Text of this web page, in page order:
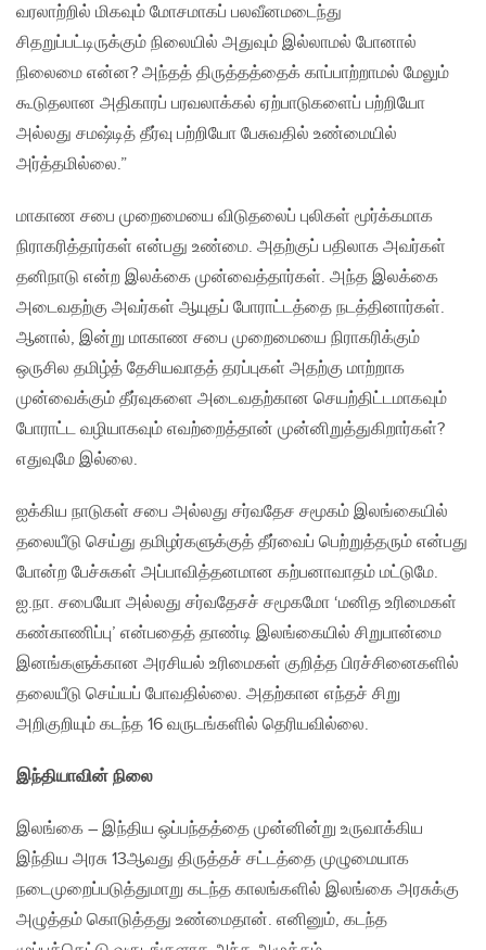
வரலாற்றில் மிகவும் மோசமாகப் பலவீனமடைந்து
சிதறுப்பட்டிருக்கும் நிலையில் அதுவும் இல்லாமல் போனால்
நிலைமை என்ன? அந்தத் திருத்தத்தைக் காப்பாற்றாமல் மேலும்
கூடுதலான அதிகாரப் பரவலாக்கல் ஏற்பாடுகளைப் பற்றியோ
அல்லது சமஷ்டித் தீர்வு பற்றியோ பேசுவதில் உண்மையில்
அர்த்தமில்லை.”
மாகாண சபை முறைமையை விடுதலைப் புலிகள் மூர்க்கமாக
நிராகரித்தார்கள் என்பது உண்மை. அதற்குப் பதிலாக அவர்கள்
தனிநாடு என்ற இலக்கை முன்வைத்தார்கள். அந்த இலக்கை
அடைவதற்கு அவர்கள் ஆயுதப் போராட்டத்தை நடத்தினார்கள்.
ஆனால், இன்று மாகாண சபை முறைமையை நிராகரிக்கும்
ஒருசில தமிழ்த் தேசியவாதத் தரப்புகள் அதற்கு மாற்றாக
முன்வைக்கும் தீர்வுகளை அடைவதற்கான செயற்திட்டமாகவும்
போராட்ட வழியாகவும் எவற்றைத்தான் முன்னிறுத்துகிறார்கள்?
எதுவுமே இல்லை.
ஐக்கிய நாடுகள் சபை அல்லது சர்வதேச சமூகம் இலங்கையில்
தலையீடு செய்து தமிழர்களுக்குத் தீர்வைப் பெற்றுத்தரும் என்பது
போன்ற பேச்சுகள் அப்பாவித்தனமான கற்பனாவாதம் மட்டுமே.
ஐ.நா. சபையோ அல்லது சர்வதேசச் சமூகமோ ‘மனித உரிமைகள்
கண்காணிப்பு’ என்பதைத் தாண்டி இலங்கையில் சிறுபான்மை
இனங்களுக்கான அரசியல் உரிமைகள் குறித்த பிரச்சினைகளில்
தலையீடு செய்யப் போவதில்லை. அதற்கான எந்தச் சிறு
அறிகுறியும் கடந்த 16 வருடங்களில் தெரியவில்லை.
இந்தியாவின் நிலை
இலங்கை – இந்திய ஒப்பந்தத்தை முன்னின்று உருவாக்கிய
இந்திய அரசு 13ஆவது திருத்தச் சட்டத்தை முழுமையாக
நடைமுறைப்படுத்துமாறு கடந்த காலங்களில் இலங்கை அரசுக்கு
அழுத்தம் கொடுத்தது உண்மைதான். எனினும், கடந்த